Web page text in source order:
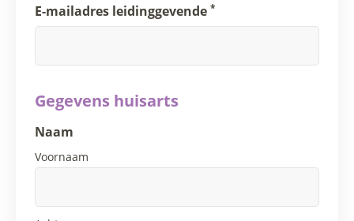
E-mailadres leidinggevende *
Gegevens huisarts
Naam
Voornaam